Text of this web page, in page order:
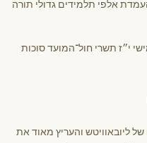
אלפי תלמידים גדולי תורה
י״ז תשרי חול־המועד סוכות
ליובאוויטש והעריץ מאוד את